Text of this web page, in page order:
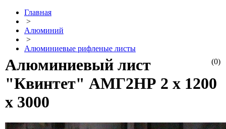
Главная
>
Алюминий
>
Алюминиевые рифленые листы
(0)
Алюминиевый лист
"Квинтет" АМГ2НР 2 х 1200
х 3000